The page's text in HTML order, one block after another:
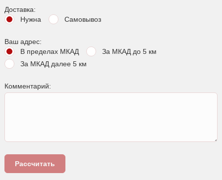
Доставка:
Нужна
Самовывоз
Ваш адрес:
В пределах МКАД
За МКАД до 5 км
За МКАД далее 5 км
Комментарий: